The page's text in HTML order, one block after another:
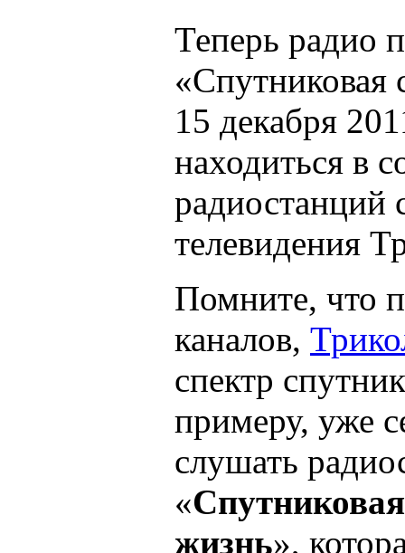
Теперь радио
«Спутниковая
15 декабря
находиться в
радиостанций
телевидения
Помните, что
каналов,
спектр
примеру, уже
слушать
«
жизнь»,